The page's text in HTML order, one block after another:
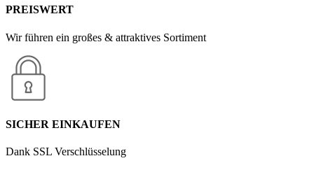
PREISWERT
Wir führen ein großes & attraktives Sortiment
SICHER EINKAUFEN
Dank SSL Verschlüsselung